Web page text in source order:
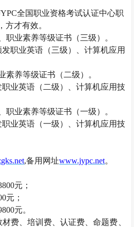
全国职业资格考试认证中心职
方才有效。
职业素养等级证书（三级）。
职业英语（三级）、计算机应用
素养等级证书（二级）。
业英语（二级）、计算机应用技
职业素养等级证书（一级）。
业英语（一级）、计算机应用技
,备用网址www.jypc.net。
元；
元；
元。
费、培训费、认证费、命题费、